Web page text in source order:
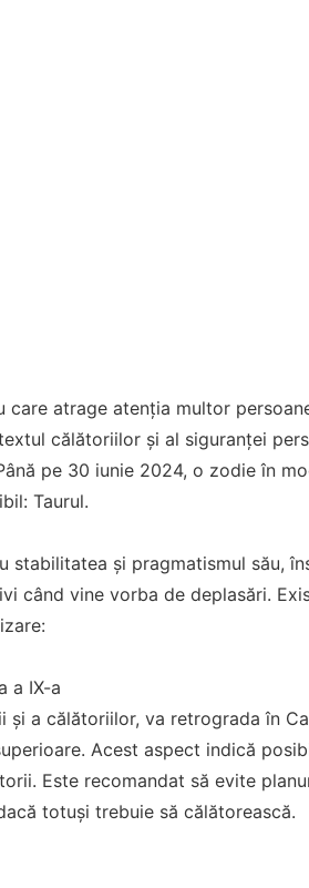
care atrage atenția multor
călătoriilor și al siguranței
pe 30 iunie 2024, o zodie în
Taurul.
stabilitatea și pragmatismul său,
când vine vorba de deplasări.
a IX-a
și a călătoriilor, va retrograda în
Acest aspect indică
Este recomandat să evite
totuși trebuie să călătorească.